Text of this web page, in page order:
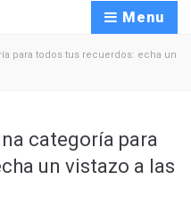
Menu
para todos tus recuerdos: echa un
categoría para
un vistazo a las